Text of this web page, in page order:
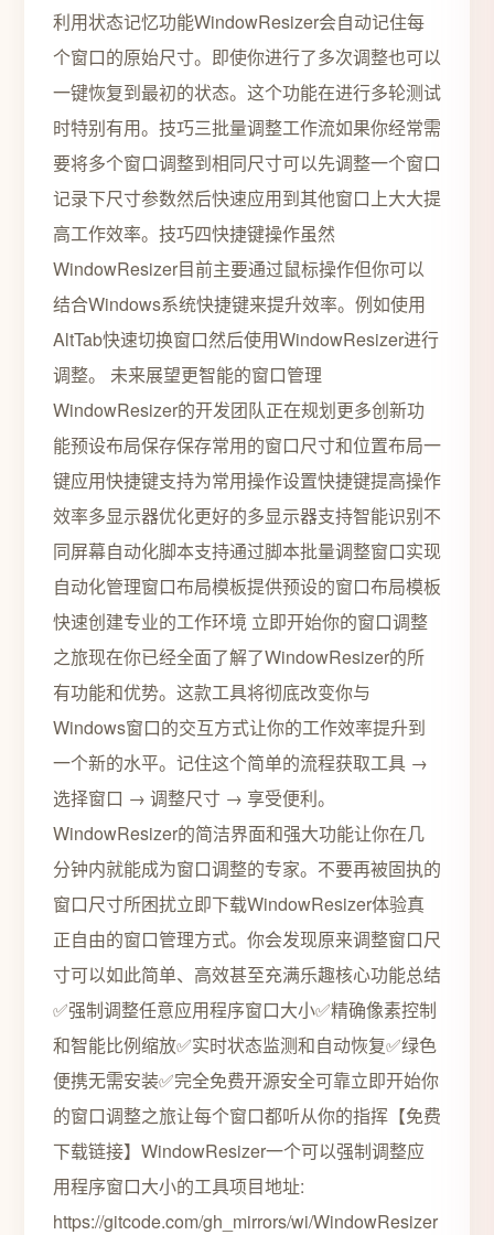
利用状态记忆功能WindowResizer会自动记住每
个窗口的原始尺寸。即使你进行了多次调整也可以
一键恢复到最初的状态。这个功能在进行多轮测试
时特别有用。技巧三批量调整工作流如果你经常需
要将多个窗口调整到相同尺寸可以先调整一个窗口
记录下尺寸参数然后快速应用到其他窗口上大大提
高工作效率。技巧四快捷键操作虽然
WindowResizer目前主要通过鼠标操作但你可以
结合Windows系统快捷键来提升效率。例如使用
AltTab快速切换窗口然后使用WindowResizer进行
调整。 未来展望更智能的窗口管理
WindowResizer的开发团队正在规划更多创新功
能预设布局保存保存常用的窗口尺寸和位置布局一
键应用快捷键支持为常用操作设置快捷键提高操作
效率多显示器优化更好的多显示器支持智能识别不
同屏幕自动化脚本支持通过脚本批量调整窗口实现
自动化管理窗口布局模板提供预设的窗口布局模板
快速创建专业的工作环境 立即开始你的窗口调整
之旅现在你已经全面了解了WindowResizer的所
有功能和优势。这款工具将彻底改变你与
Windows窗口的交互方式让你的工作效率提升到
一个新的水平。记住这个简单的流程获取工具 →
选择窗口 → 调整尺寸 → 享受便利。
WindowResizer的简洁界面和强大功能让你在几
分钟内就能成为窗口调整的专家。不要再被固执的
窗口尺寸所困扰立即下载WindowResizer体验真
正自由的窗口管理方式。你会发现原来调整窗口尺
寸可以如此简单、高效甚至充满乐趣核心功能总结
✅强制调整任意应用程序窗口大小✅精确像素控制
和智能比例缩放✅实时状态监测和自动恢复✅绿色
便携无需安装✅完全免费开源安全可靠立即开始你
的窗口调整之旅让每个窗口都听从你的指挥【免费
下载链接】WindowResizer一个可以强制调整应
用程序窗口大小的工具项目地址:
https://gitcode.com/gh_mirrors/wi/WindowResizer